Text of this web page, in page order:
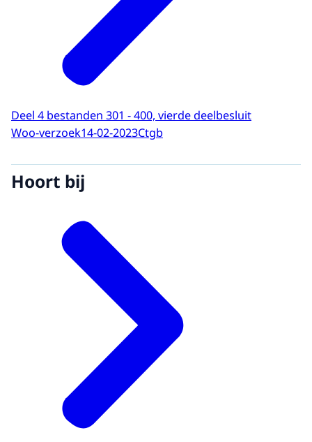
Deel 4 bestanden 301 - 400, vierde deelbesluit
Woo-verzoek14-02-2023Ctgb
Hoort bij